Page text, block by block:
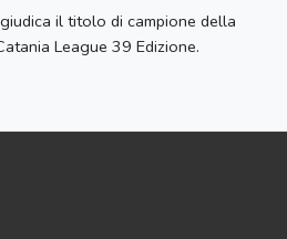
il titolo di campione della
League 39 Edizione.